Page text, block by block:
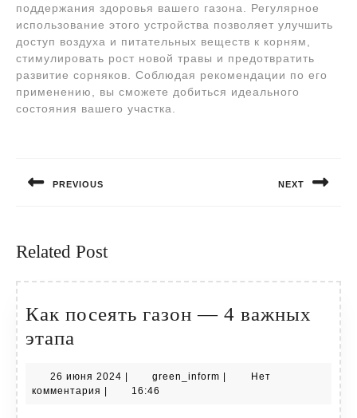
поддержания здоровья вашего газона. Регулярное
использование этого устройства позволяет улучшить
доступ воздуха и питательных веществ к корням,
стимулировать рост новой травы и предотвратить
развитие сорняков. Соблюдая рекомендации по его
применению, вы сможете добиться идеального
состояния вашего участка.
записям
PREVIOUS NEXT
Related Post
Как посеять газон — 4 важных
этапа
газон
26 июня 2024 26
июня
| green_inform green_inform
|
Нет
комментария | 16:46